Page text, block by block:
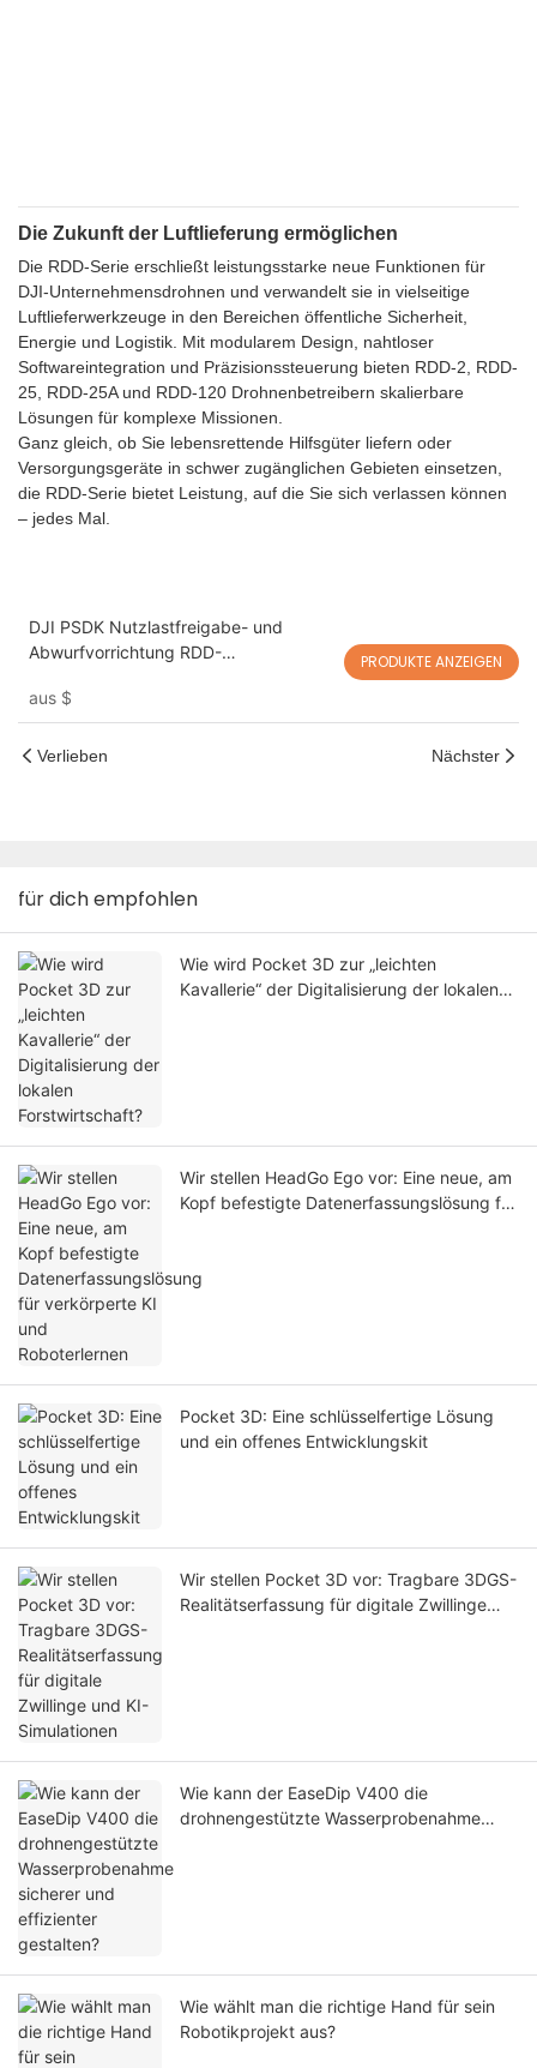
Die Zukunft der Luftlieferung ermöglichen
Die RDD-Serie erschließt leistungsstarke neue Funktionen für
DJI-Unternehmensdrohnen und verwandelt sie in vielseitige
Luftlieferwerkzeuge in den Bereichen öffentliche Sicherheit,
Energie und Logistik. Mit modularem Design, nahtloser
Softwareintegration und Präzisionssteuerung bieten RDD-2, RDD-
25, RDD-25A und RDD-120 Drohnenbetreibern skalierbare
Lösungen für komplexe Missionen.
Ganz gleich, ob Sie lebensrettende Hilfsgüter liefern oder
Versorgungsgeräte in schwer zugänglichen Gebieten einsetzen,
die RDD-Serie bietet Leistung, auf die Sie sich verlassen können
– jedes Mal.
DJI PSDK Nutzlastfreigabe- und
Abwurfvorrichtung RDD-
aus $
PRODUKTE ANZEIGEN
Verlieben Nächster
für dich empfohlen
Wie wird Pocket 3D zur „leichten
Kavallerie“ der Digitalisierung der lokalen
Wir stellen HeadGo Ego vor: Eine neue, am
Kopf befestigte Datenerfassungslösung für
Pocket 3D: Eine schlüsselfertige Lösung
und ein offenes Entwicklungskit
Wir stellen Pocket 3D vor: Tragbare 3DGS-
Realitätserfassung für digitale Zwillinge
Wie kann der EaseDip V400 die
drohnengestützte Wasserprobenahme
Wie wählt man die richtige Hand für sein
Robotikprojekt aus?